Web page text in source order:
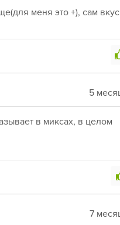
меня это +), сам вкус
в миксах, в целом